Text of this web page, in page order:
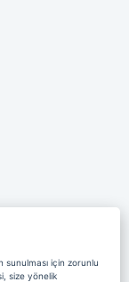
için zorunlu
size yönelik